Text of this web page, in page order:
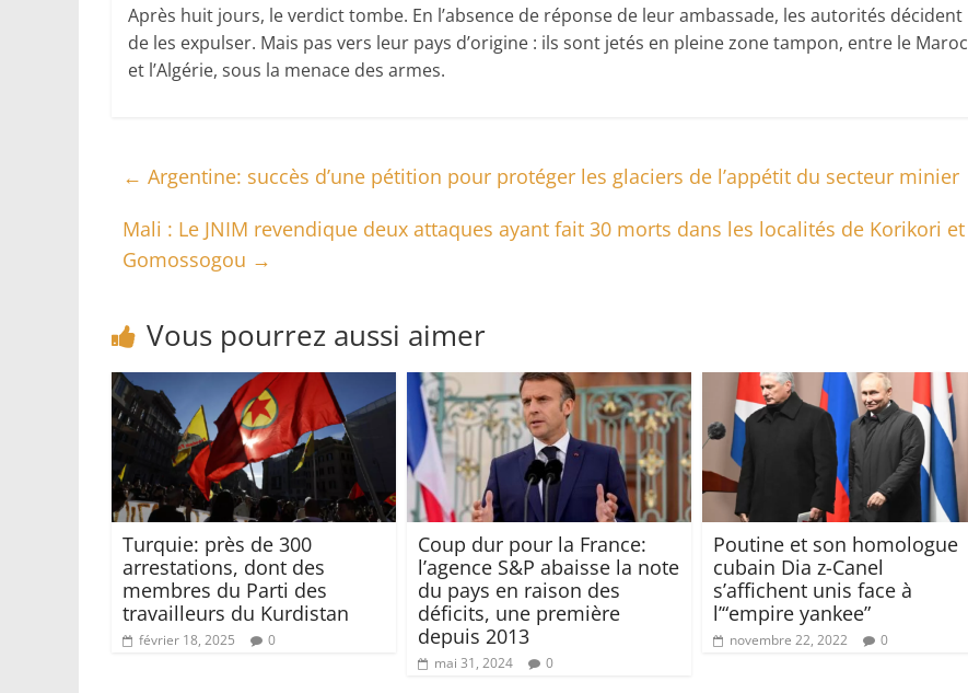
Après huit jours, le verdict tombe. En l’absence de réponse de leur ambassade, les autorités décident
de les expulser. Mais pas vers leur pays d’origine : ils sont jetés en pleine zone tampon, entre le Maroc
et l’Algérie, sous la menace des armes.
← Argentine: succès d’une pétition pour protéger les glaciers de l’appétit du secteur minier
Mali : Le JNIM revendique deux attaques ayant fait 30 morts dans les localités de Korikori et
Gomossogou →
Vous pourrez aussi aimer
Turquie: près de 300
arrestations, dont des
membres du Parti des
travailleurs du Kurdistan
février 18, 2025 0
Coup dur pour la France:
l’agence S&P abaisse la note
du pays en raison des
déficits, une première
depuis 2013
mai 31, 2024 0
Poutine et son homologue
cubain Dia z-Canel
s’affichent unis face à
l’“empire yankee”
novembre 22, 2022 0